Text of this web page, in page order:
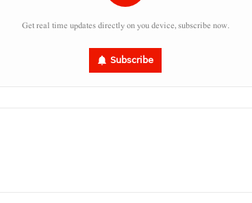
Get real time updates directly on you device, subscribe now.
Subscribe